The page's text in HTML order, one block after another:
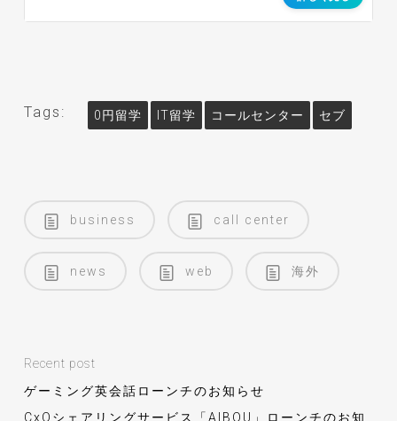
Tags: 0円留学 IT留学 コールセンター セブ
business call center
news web 海外
Recent post
ゲーミング英会話ローンチのお知らせ
CxOシェアリングサービス「AIBOU」ローンチのお知